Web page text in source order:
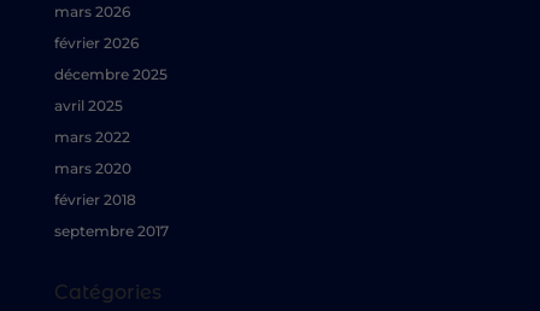
mars 2026
février 2026
décembre 2025
avril 2025
mars 2022
mars 2020
février 2018
septembre 2017
Catégories